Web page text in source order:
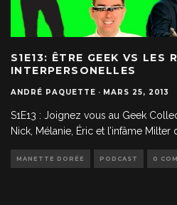
S1E13: ÊTRE GEEK VS LES
INTERPERSONELLES
ANDRÉ PAQUETTE · MARS 25, 2013
S1E13 : Joignez vous au Geek
Nick, Mélanie, Éric et l’infâme Milter
MANETTE DORÉE PODCAST 0